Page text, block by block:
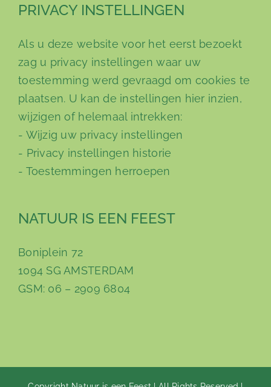
PRIVACY INSTELLINGEN
Als u deze website voor het eerst bezoekt
zag u privacy instellingen waar uw
toestemming werd gevraagd om cookies te
plaatsen. U kan de instellingen hier inzien,
wijzigen of helemaal intrekken:
- Wijzig uw privacy instellingen
- Privacy instellingen historie
- Toestemmingen herroepen
NATUUR IS EEN FEEST
Boniplein 72
1094 SG AMSTERDAM
GSM: 06 – 2909 6804